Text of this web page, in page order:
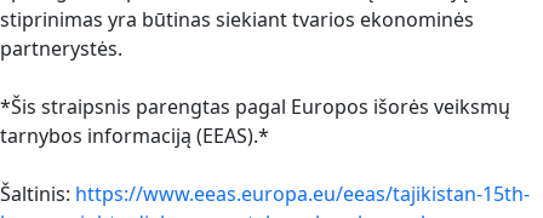
stiprinimas yra būtinas siekiant tvarios ekonominės
partnerystės.
*Šis straipsnis parengtas pagal Europos išorės veiksmų
tarnybos informaciją (EEAS).*
Šaltinis: https://www.eeas.europa.eu/eeas/tajikistan-15th-